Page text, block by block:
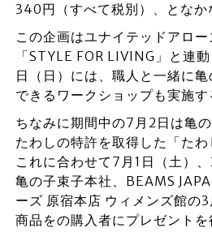
340円（すべて税別）、となか
この企画はユナイテッドアロ
「STYLE FOR LIVING」と連
日（日）には、職人と一緒に
できるワークショップも実施す
ちなみに期間中の7月2日は亀
たわしの特許を取得した「たわ
これに合わせて7月1日（土）、
亀の子束子本社、BEAMS
ーズ 原宿本店 ウィメンズ館の
商品をの購入者にプレゼントを